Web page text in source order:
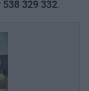
538 329 332.